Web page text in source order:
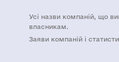
Усі назви компаній, що
власникам.
Заяви компаній i